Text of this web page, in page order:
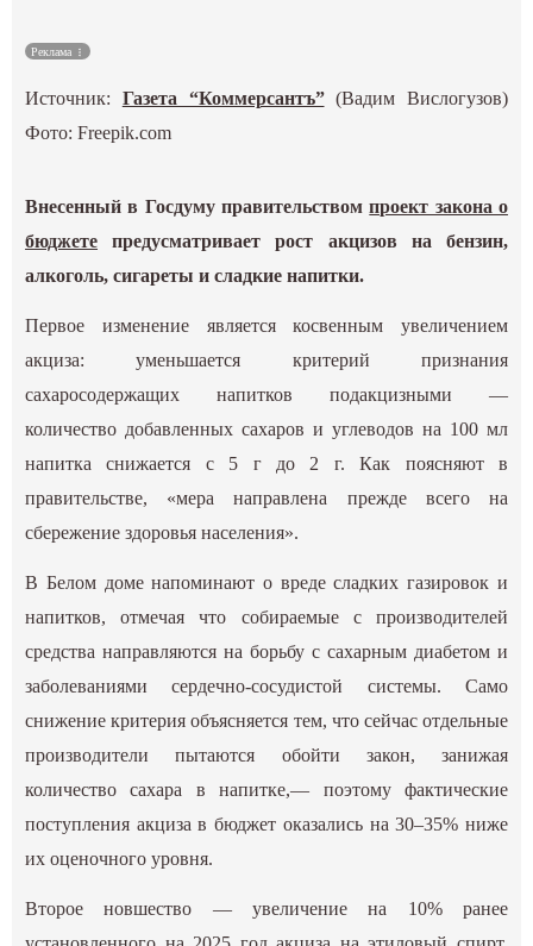
Спецпроекты
Реклама
Источник: Газета “Коммерсантъ”(Вадим Вислогузов)
Фото: Freepik.com
Внесенный в Госдуму правительствомпроект закона о
бюджете предусматривает рост акцизов на бензин,
алкоголь, сигареты и сладкие напитки.
Первое изменение является косвенным увеличением
акциза: уменьшается критерий признания
сахаросодержащих напитков подакцизными —
количество добавленных сахаров и углеводов на 100 мл
напитка снижается с 5 г до 2 г. Как поясняют в
правительстве, «мера направлена прежде всего на
сбережение здоровья населения».
В Белом доме напоминают о вреде сладких газировок и
напитков, отмечая что собираемые с производителей
средства направляются на борьбу с сахарным диабетом и
заболеваниями сердечно-сосудистой системы. Само
снижение критерия объясняется тем, что сейчас отдельные
производители пытаются обойти закон, занижая
количество сахара в напитке,— поэтому фактические
поступления акциза в бюджет оказались на 30–35% ниже
их оценочного уровня.
Второе новшество — увеличение на 10% ранее